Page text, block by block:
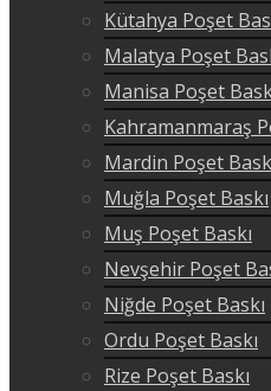
Kütahya Poşet
Malatya Poşet
Manisa Poşet
Kahramanmaraş
Mardin Poşet
Muğla Poşet Baskı
Muş Poşet Baskı
Nevşehir Poşet
Niğde Poşet Baskı
Ordu Poşet Baskı
Rize Poşet Baskı